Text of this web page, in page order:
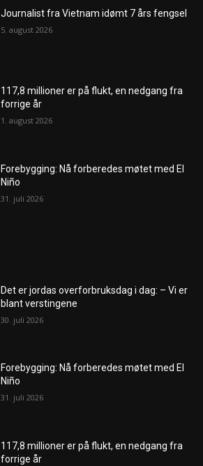
Journalist fra Vietnam idømt 7 års fengsel
5. august 2026
117,8 millioner er på flukt, en nedgang fra
forrige år
1. august 2026
Forebygging: Nå forberedes møtet med El
Niño
31. juli 2026
Det er jordas overforbruksdag i dag: – Vi er
blant verstingene
30. juli 2026
Forebygging: Nå forberedes møtet med El
Niño
31. juli 2026
117,8 millioner er på flukt, en nedgang fra
forrige år